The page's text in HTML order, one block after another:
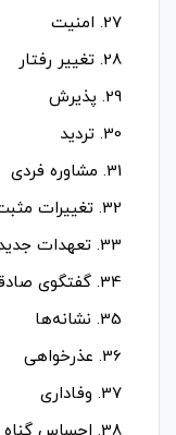
27. امنیت
28. تغییر رفتار
29. پذیرش
30. تردید
31. مشاوره فردی
32. تغییرات مثبت
33. تعهدات جدید
34. گفتگوی صادقانه
35. نشانه‌ها
36. عذرخواهی
37. وفاداری